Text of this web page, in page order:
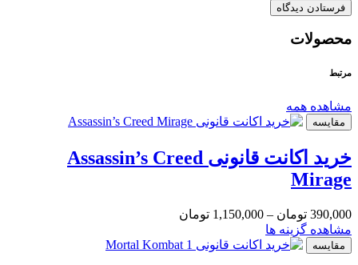
محصولات
مرتبط
مشاهده همه
مقایسه
خرید اکانت قانونی Assassin’s Creed
Mirage
390,000 تومان –
1,150,000 تومان
مشاهده گزینه ها
مقایسه